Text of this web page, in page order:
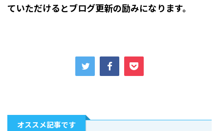
ていただけるとブログ更新の励みになります。
オススメ記事です